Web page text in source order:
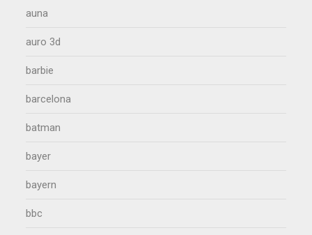
auna
auro 3d
barbie
barcelona
batman
bayer
bayern
bbc